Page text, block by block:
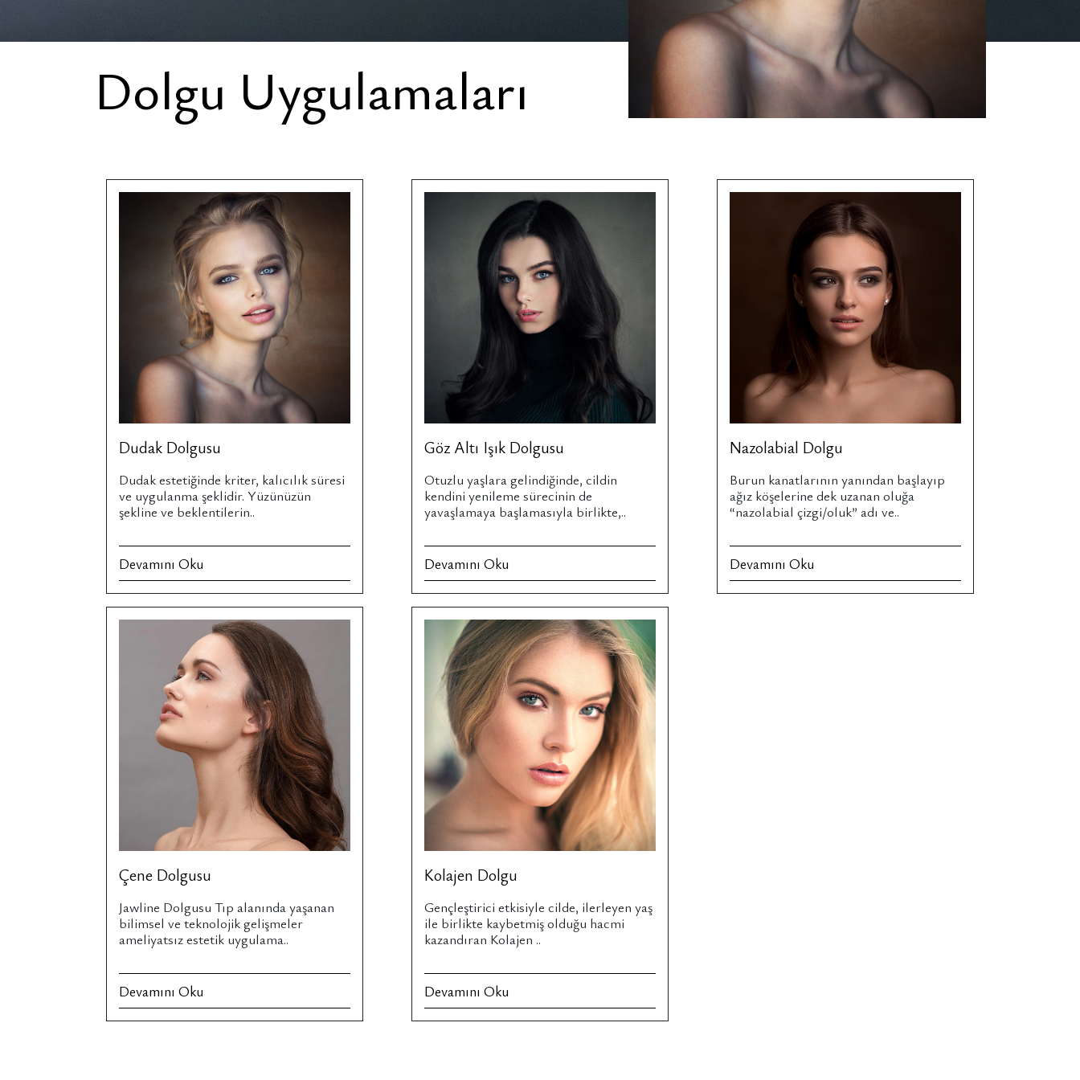
Dolgu Uygulamaları
Dudak Dolgusu
Dudak estetiğinde kriter, kalıcılık süresi
ve uygulanma şeklidir. Yüzünüzün
şekline ve beklentilerin..
Devamını Oku
Göz Altı Işık Dolgusu
Otuzlu yaşlara gelindiğinde, cildin
kendini yenileme sürecinin de
yavaşlamaya başlamasıyla birlikte,..
Devamını Oku
Nazolabial Dolgu
Burun kanatlarının yanından başlayıp
ağız köşelerine dek uzanan oluğa
“nazolabial çizgi/oluk” adı ve..
Devamını Oku
Çene Dolgusu
Jawline Dolgusu Tıp alanında yaşanan
bilimsel ve teknolojik gelişmeler
ameliyatsız estetik uygulama..
Devamını Oku
Kolajen Dolgu
Gençleştirici etkisiyle cilde, ilerleyen yaş
ile birlikte kaybetmiş olduğu hacmi
kazandıran Kolajen ..
Devamını Oku